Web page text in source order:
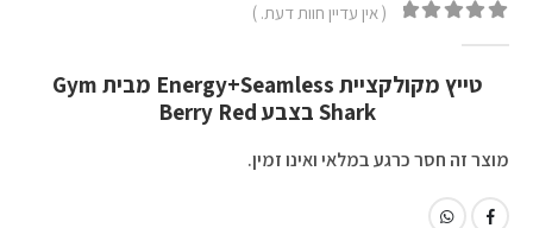
( אין עדיין חוות דעת. )
טייץ מקולקציית Energy+Seamless מבית Gym
Shark בצבע Berry Red
מוצר זה חסר כרגע במלאי ואינו זמין.